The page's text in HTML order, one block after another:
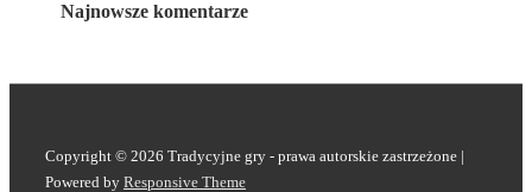
Najnowsze komentarze
Copyright © 2026 Tradycyjne gry - prawa autorskie zastrzeżone |
Powered by Responsive Theme